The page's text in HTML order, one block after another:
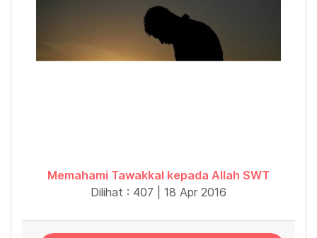
Memahami Tawakkal kepada Allah SWT
Dilihat : 407 | 18 Apr 2016